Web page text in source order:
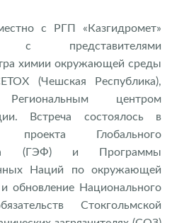
с РГП «Казгидромет»
с представителями
химии окружающей среды
(Чешская Республика),
центром
Встреча состоялось в
проекта Глобального
(ГЭФ) и Программы
Наций по окружающей
Национального
Стокгольмской